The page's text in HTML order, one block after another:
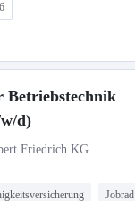
6
d)
Friedrich KG
Jobrad